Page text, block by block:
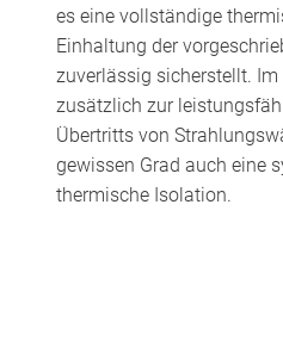
es eine vollständige
Einhaltung der
zuverlässig sicherstellt.
zusätzlich zur
Übertritts von
gewissen Grad auch eine
thermische Isolation.